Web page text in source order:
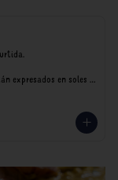
expresados en soles e